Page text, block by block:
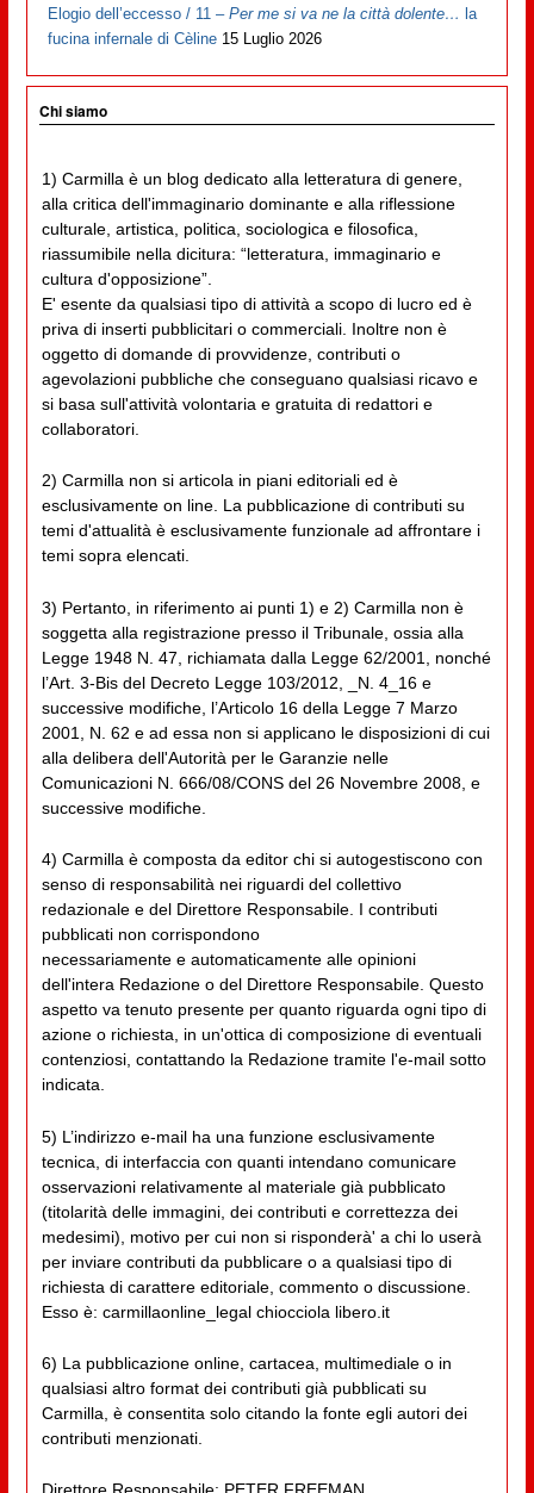
Elogio dell’eccesso / 11 –Per me si va ne la città dolente… la
fucina infernale di Cèline 15 Luglio 2026
Chi siamo
1) Carmilla è un blog dedicato alla letteratura di genere,
alla critica dell'immaginario dominante e alla riflessione
culturale, artistica, politica, sociologica e filosofica,
riassumibile nella dicitura: “letteratura, immaginario e
cultura d'opposizione”.
E' esente da qualsiasi tipo di attività a scopo di lucro ed è
priva di inserti pubblicitari o commerciali. Inoltre non è
oggetto di domande di provvidenze, contributi o
agevolazioni pubbliche che conseguano qualsiasi ricavo e
si basa sull'attività volontaria e gratuita di redattori e
collaboratori.
2) Carmilla non si articola in piani editoriali ed è
esclusivamente on line. La pubblicazione di contributi su
temi d'attualità è esclusivamente funzionale ad affrontare i
temi sopra elencati.
3) Pertanto, in riferimento ai punti 1) e 2) Carmilla non è
soggetta alla registrazione presso il Tribunale, ossia alla
Legge 1948 N. 47, richiamata dalla Legge 62/2001, nonché
l’Art. 3-Bis del Decreto Legge 103/2012, _N. 4_16 e
successive modifiche, l’Articolo 16 della Legge 7 Marzo
2001, N. 62 e ad essa non si applicano le disposizioni di cui
alla delibera dell'Autorità per le Garanzie nelle
Comunicazioni N. 666/08/CONS del 26 Novembre 2008, e
successive modifiche.
4) Carmilla è composta da editor chi si autogestiscono con
senso di responsabilità nei riguardi del collettivo
redazionale e del Direttore Responsabile. I contributi
pubblicati non corrispondono
necessariamente e automaticamente alle opinioni
dell'intera Redazione o del Direttore Responsabile. Questo
aspetto va tenuto presente per quanto riguarda ogni tipo di
azione o richiesta, in un'ottica di composizione di eventuali
contenziosi, contattando la Redazione tramite l'e-mail sotto
indicata.
5) L’indirizzo e-mail ha una funzione esclusivamente
tecnica, di interfaccia con quanti intendano comunicare
osservazioni relativamente al materiale già pubblicato
(titolarità delle immagini, dei contributi e correttezza dei
medesimi), motivo per cui non si risponderà' a chi lo userà
per inviare contributi da pubblicare o a qualsiasi tipo di
richiesta di carattere editoriale, commento o discussione.
Esso è: carmillaonline_legal chiocciola libero.it
6) La pubblicazione online, cartacea, multimediale o in
qualsiasi altro format dei contributi già pubblicati su
Carmilla, è consentita solo citando la fonte egli autori dei
contributi menzionati.